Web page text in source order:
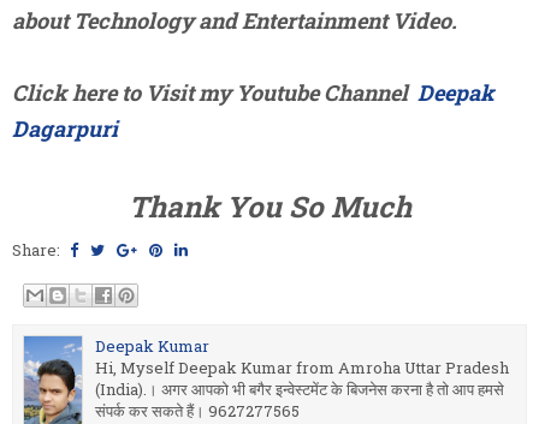
about Technology and Entertainment Video.
Click here to Visit my Youtube Channel Deepak
Dagarpuri
Thank You So Much
Share:
Deepak Kumar
Hi, Myself Deepak Kumar from Amroha Uttar Pradesh
(India).। अगर आपको भी बगैर इन्वेस्टमेंट के बिजनेस करना है तो आप हमसे
संपर्क कर सकते हैं। 9627277565